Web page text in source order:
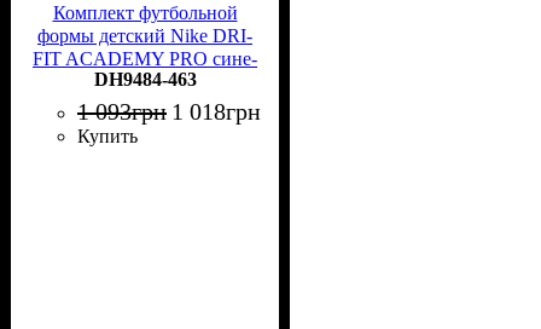
Комплект футбольной
формы детский Nike DRI-
FIT ACADEMY PRO сине-
темно-синий DH9484-463
DH9484-463
1 093грн 1 018грн
Купить